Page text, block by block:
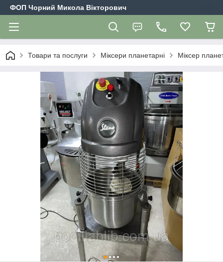
ФОП Чорний Микола Вікторович
Товари та послуги Міксери планетарні Міксер